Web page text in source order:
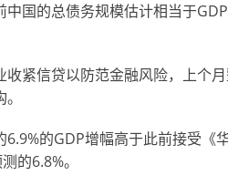
国的总债务规模估计相当于
收紧信贷以防范金融风险，上个
6.9%的GDP增幅高于此前接受《
的6.8%。